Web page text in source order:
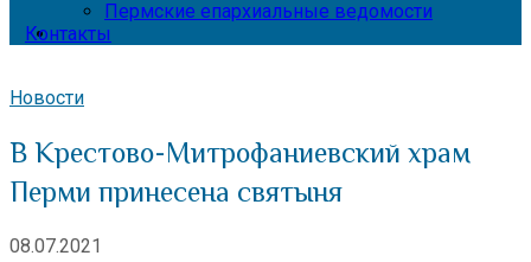
Пермские епархиальные ведомости
Контакты
Новости
В Крестово-Митрофаниевский храм
Перми принесена святыня
08.07.2021